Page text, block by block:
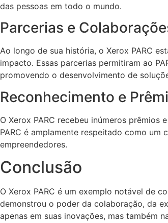
das pessoas em todo o mundo.
Parcerias e
Ao longo de sua história, o Xerox PARC
impacto. Essas parcerias permitiram ao
promovendo o desenvolvimento de
Reconhecimento e
O Xerox PARC recebeu inúmeros
PARC é amplamente respeitado como
empreendedores.
Conclusão
O Xerox PARC é um exemplo notável de
demonstrou o poder da colaboração, da
apenas em suas inovações, mas também